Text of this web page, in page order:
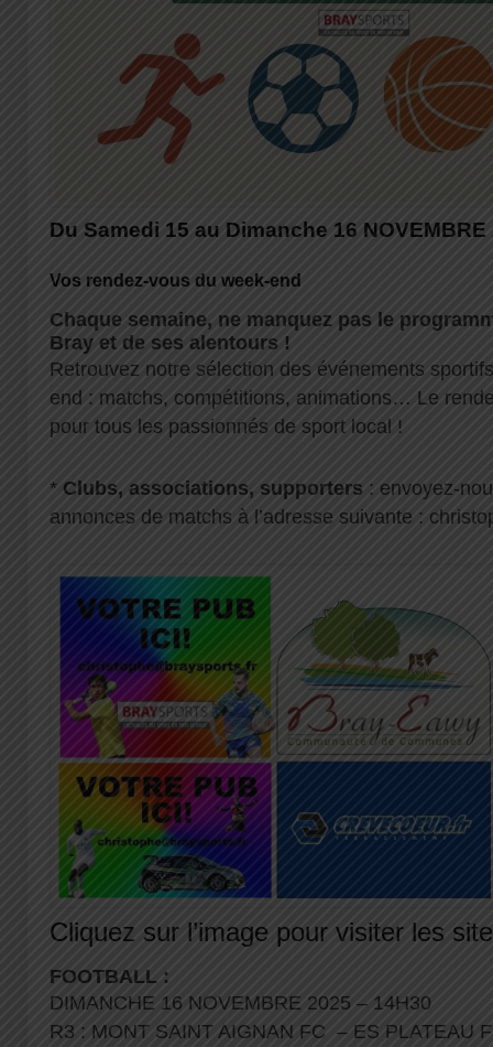
Du Samedi 15 au Dimanche 16 NOVEMBRE
Vos rendez-vous du week-end
Chaque semaine, ne manquez pas le
Bray et de ses alentours !
Retrouvez notre sélection des événements
end : matchs, compétitions, animations… Le
pour tous les passionnés de sport local !
* Clubs, associations, supporters : envoyez-
annonces de matchs à l’adresse suivante :
Cliquez sur l’image pour visiter les
FOOTBALL :
DIMANCHE 16 NOVEMBRE 2025 – 14H30
R3 : MONT SAINT AIGNAN FC – ES PLATEAU